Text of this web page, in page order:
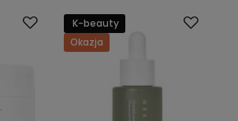
K-beauty
Okazja